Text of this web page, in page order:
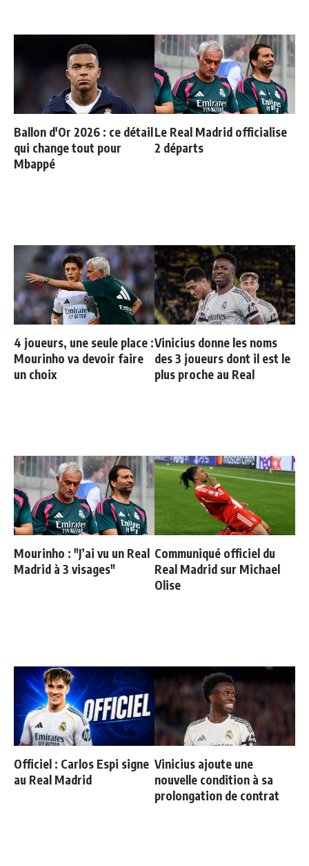
Ballon d'Or 2026 : ce détail
qui change tout pour
Mbappé
Le Real Madrid officialise
2 départs
4 joueurs, une seule place :
Mourinho va devoir faire
un choix
Vinicius donne les noms
des 3 joueurs dont il est le
plus proche au Real
Mourinho : "J’ai vu un Real
Madrid à 3 visages"
Communiqué officiel du
Real Madrid sur Michael
Olise
Officiel : Carlos Espi signe
au Real Madrid
Vinicius ajoute une
nouvelle condition à sa
prolongation de contrat